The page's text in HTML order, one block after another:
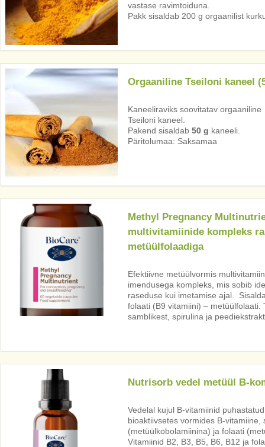
vastase ravimtoiduna.
Pakk sisaldab 200 g orgaanilist
Orgaaniline Tseiloni kaneel
Kaneeliraviks soovitatav
Tseiloni kaneel.
Pakend sisaldab 50 g kaneeli.
Päritolumaa: Saksamaa
Methyl Pregnancy
multivitamiinide kompleks
metüülfolaadiga
Efektiivne metüülvormis
imendusega kompleks, mis sobib
raseduse kui imetamise ajal.
folaati (B9 vitamiini) – metüülfolaati.
samblikest, spirulina ja
Nutrisorb vedel metüül B-
Vedelal kujul B-vitamiinid
bioaktiivsetes vormides B-vitamiine,
(metüülkobolamiinina) ja folaati
Vitamiinid B2, B3, B5, B6, B12 ja